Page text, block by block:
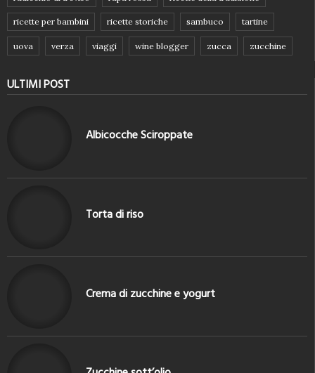
ricette per bambini ricette storiche sambuco tartine
uova verza viaggi wine blogger zucca zucchine
ULTIMI POST
Albicocche Sciroppate
Torta di riso
Crema di zucchine e yogurt